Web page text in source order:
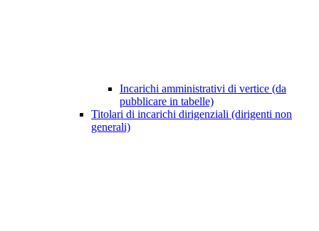
Incarichi amministrativi di vertice (da
pubblicare in tabelle)
Titolari di incarichi dirigenziali (dirigenti non
generali)